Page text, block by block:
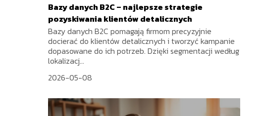
Bazy danych B2C – najlepsze strategie
pozyskiwania klientów detalicznych
Bazy danych B2C pomagają firmom precyzyjnie
docierać do klientów detalicznych i tworzyć kampanie
dopasowane do ich potrzeb. Dzięki segmentacji według
lokalizacj...
2026-05-08